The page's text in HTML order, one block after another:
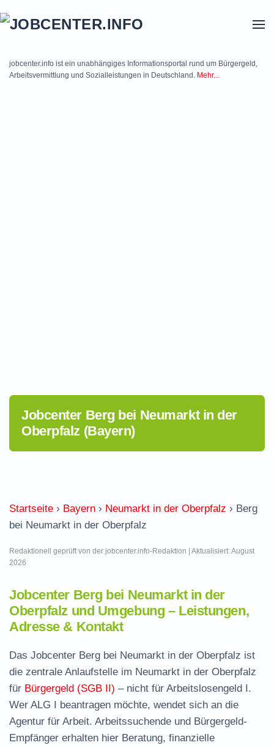
jobcenter.info ist ein unabhängiges Informationsportal rund um Bürgergeld,
Arbeitsvermittlung und Sozialleistungen in Deutschland. Mehr...
Jobcenter Berg bei Neumarkt in der
Oberpfalz (Bayern)
Startseite › Bayern › Neumarkt in der Oberpfalz › Berg
bei Neumarkt in der Oberpfalz
Redaktionell geprüft von der jobcenter.info-Redaktion | Aktualisiert: August
2026
Jobcenter Berg bei Neumarkt in der
Oberpfalz und Umgebung – Leistungen,
Adresse & Kontakt
Das Jobcenter Berg bei Neumarkt in der Oberpfalz ist
die zentrale Anlaufstelle im Neumarkt in der Oberpfalz
für Bürgergeld (SGB II) – nicht für Arbeitslosengeld I.
Wer ALG I beantragen möchte, wendet sich an die
Agentur für Arbeit. Arbeitssuchende und Bürgergeld-
Empfänger erhalten hier Beratung, finanzielle